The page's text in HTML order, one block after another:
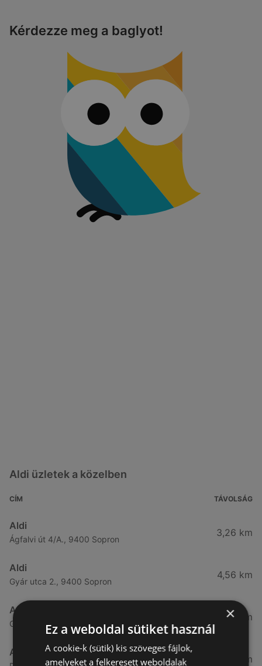
Kérdezze meg a baglyot!
Aldi üzletek a közelben
CÍM TÁVOLSÁG
Aldi
Ágfalvi út 4/A., 9400 Sopron
3,26 km
Aldi
Gyár utca 2., 9400 Sopron
4,56 km
Aldi
Győri út 45., 9400 Sopron
7,57 km
Aldi
49,08 km
×
Ez a weboldal sütiket használ
A cookie-k (sütik) kis szöveges fájlok,
amelyeket a felkeresett weboldalak